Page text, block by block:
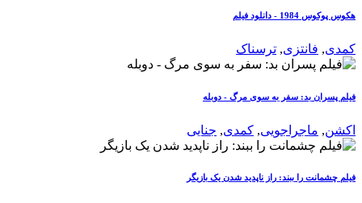
هکوس پوکوس 1984 - دانلود فیلم
کمدی, فانتزی, ترسناک
فیلم پسران بد: سفر به سوی مرگ - دوبله
اکشن, ماجراجویی, کمدی, جنایی
فیلم چشمانت را ببند: راز ناپدید شدن یک بازیگر